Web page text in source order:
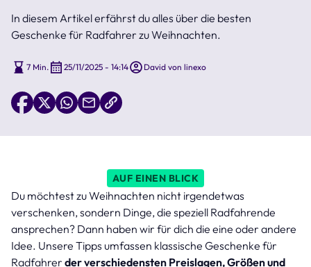
In diesem Artikel erfährst du alles über die besten
Geschenke für Radfahrer zu Weihnachten.
7 Min. 25/11/2025 - 14:14 David von linexo
AUF EINEN BLICK
Du möchtest zu Weihnachten nicht irgendetwas
verschenken, sondern Dinge, die speziell Radfahrende
ansprechen? Dann haben wir für dich die eine oder andere
Idee. Unsere Tipps umfassen klassische Geschenke für
Radfahrer der verschiedensten Preislagen, Größen und